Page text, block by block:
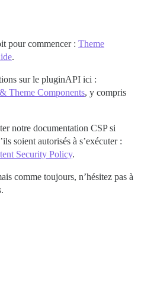
pour commencer : Theme
.
sur le pluginAPI ici :
Theme Components, y compris
notre documentation CSP si
soient autorisés à s’exécuter :
Security Policy.
comme toujours, n’hésitez pas à